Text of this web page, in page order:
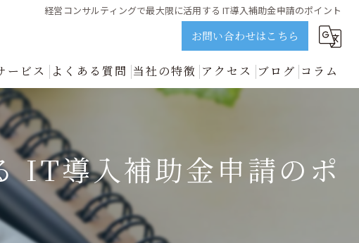
経営コンサルティングで最大限に活用する IT導入補助金申請のポイント
お問い合わせはこちら
をプロが誠実に解説 | ビジョンネクスト
ービス よくある質問 当社の特徴
中小企業
事業再生
アクセス ブログ コラム
IT導入補助金申請のポ